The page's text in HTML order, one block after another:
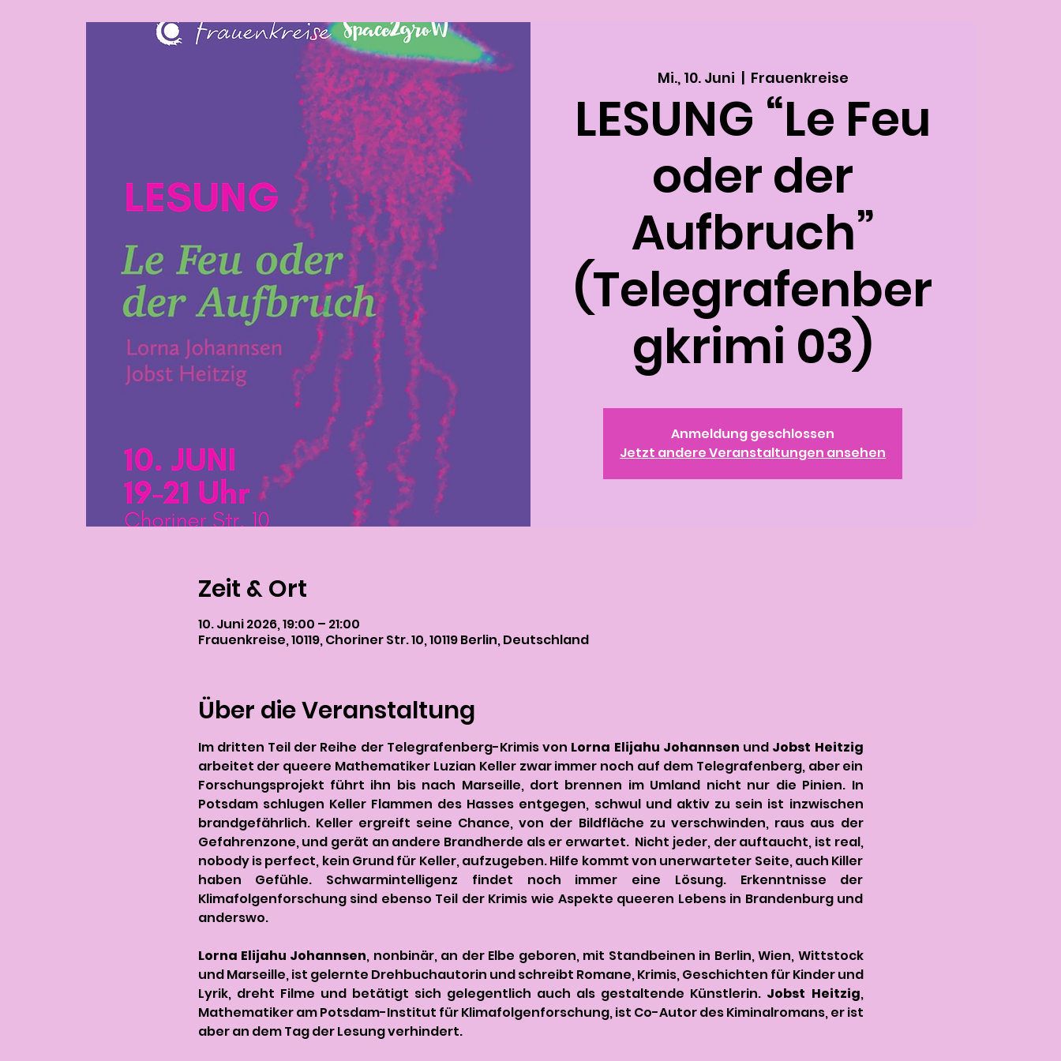
Mi., 10. Juni
  |
Frauenkreise
LESUNG “Le Feu
oder der
Aufbruch”
(Telegrafenber
gkrimi 03)
Anmeldung geschlossen
Jetzt andere Veranstaltungen ansehen
Zeit & Ort
10. Juni 2026, 19:00 – 21:00
Frauenkreise, 10119, Choriner Str. 10, 10119 Berlin, Deutschland
Über die Veranstaltung
Im dritten Teil der Reihe der Telegrafenberg-Krimis von Lorna Elijahu Johannsen und Jobst Heitzig
arbeitet der queere Mathematiker Luzian Keller zwar immer noch auf dem Telegrafenberg, aber ein
Forschungsprojekt führt ihn bis nach Marseille, dort brennen im Umland nicht nur die Pinien. In
Potsdam schlugen Keller Flammen des Hasses entgegen, schwul und aktiv zu sein ist inzwischen
brandgefährlich. Keller ergreift seine Chance, von der Bildfläche zu verschwinden, raus aus der
Gefahrenzone, und gerät an andere Brandherde als er erwartet.  Nicht jeder, der auftaucht, ist real,
nobody is perfect, kein Grund für Keller, aufzugeben. Hilfe kommt von unerwarteter Seite, auch Killer
haben Gefühle. Schwarmintelligenz findet noch immer eine Lösung. Erkenntnisse der
Klimafolgenforschung sind ebenso Teil der Krimis wie Aspekte queeren Lebens in Brandenburg und
anderswo.
Lorna Elijahu Johannsen, nonbinär, an der Elbe geboren, mit Standbeinen in Berlin, Wien, Wittstock
und Marseille, ist gelernte Drehbuchautorin und schreibt Romane, Krimis, Geschichten für Kinder und
Lyrik, dreht Filme und betätigt sich gelegentlich auch als gestaltende Künstlerin. Jobst Heitzig,
Mathematiker am Potsdam-Institut für Klimafolgenforschung, ist Co-Autor des Kiminalromans, er ist
aber an dem Tag der Lesung verhindert.